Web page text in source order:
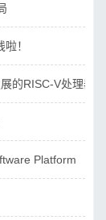
！
的RISC-V处理器
Platform